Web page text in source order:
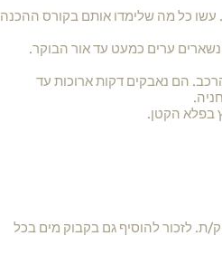
עשו כל מה שלימדו אותם בקורס ההכנה
הם נאבקים דקות ארוכות עד
בפלא הקטן.
ת. לזכור להוסיף גם בקבוק מים בכל